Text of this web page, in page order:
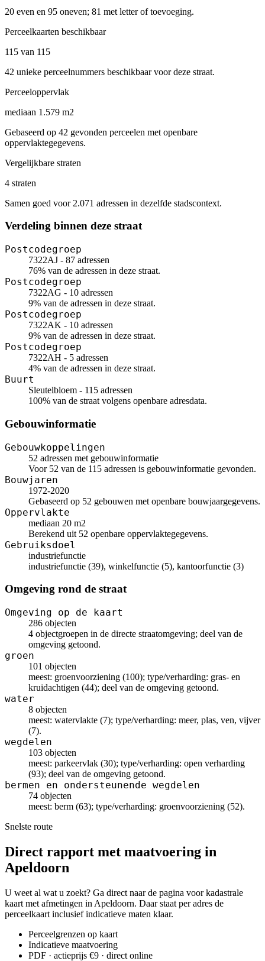
20 even en 95 oneven; 81 met letter of toevoeging.
Perceelkaarten beschikbaar
115 van 115
42 unieke perceelnummers beschikbaar voor deze straat.
Perceeloppervlak
mediaan 1.579 m2
Gebaseerd op 42 gevonden perceelen met openbare
oppervlaktegegevens.
Vergelijkbare straten
4 straten
Samen goed voor 2.071 adressen in dezelfde stadscontext.
Verdeling binnen deze straat
Postcodegroep
7322AJ - 87 adressen
76% van de adressen in deze straat.
Postcodegroep
7322AG - 10 adressen
9% van de adressen in deze straat.
Postcodegroep
7322AK - 10 adressen
9% van de adressen in deze straat.
Postcodegroep
7322AH - 5 adressen
4% van de adressen in deze straat.
Buurt
Sleutelbloem - 115 adressen
100% van de straat volgens openbare adresdata.
Gebouwinformatie
Gebouwkoppelingen
52 adressen met gebouwinformatie
Voor 52 van de 115 adressen is gebouwinformatie gevonden.
Bouwjaren
1972-2020
Gebaseerd op 52 gebouwen met openbare bouwjaargegevens.
Oppervlakte
mediaan 20 m2
Berekend uit 52 openbare oppervlaktegegevens.
Gebruiksdoel
industriefunctie
industriefunctie (39), winkelfunctie (5), kantoorfunctie (3)
Omgeving rond de straat
Omgeving op de kaart
286 objecten
4 objectgroepen in de directe straatomgeving; deel van de
omgeving getoond.
groen
101 objecten
meest: groenvoorziening (100); type/verharding: gras- en
kruidachtigen (44); deel van de omgeving getoond.
water
8 objecten
meest: watervlakte (7); type/verharding: meer, plas, ven, vijver
(7).
wegdelen
103 objecten
meest: parkeervlak (30); type/verharding: open verharding
(93); deel van de omgeving getoond.
bermen en ondersteunende wegdelen
74 objecten
meest: berm (63); type/verharding: groenvoorziening (52).
Snelste route
Direct rapport met maatvoering in
Apeldoorn
U weet al wat u zoekt? Ga direct naar de pagina voor kadastrale
kaart met afmetingen in Apeldoorn. Daar staat per adres de
perceelkaart inclusief indicatieve maten klaar.
Perceelgrenzen op kaart
Indicatieve maatvoering
PDF · actieprijs €9 · direct online